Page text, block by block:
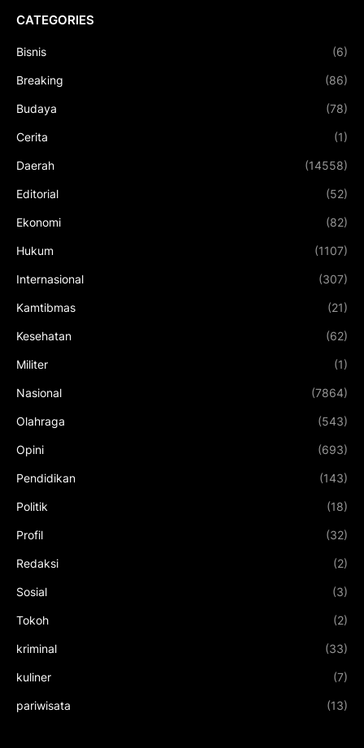
CATEGORIES
Bisnis (6)
Breaking (86)
Budaya (78)
Cerita (1)
Daerah (14558)
Editorial (52)
Ekonomi (82)
Hukum (1107)
Internasional (307)
Kamtibmas (21)
Kesehatan (62)
Militer (1)
Nasional (7864)
Olahraga (543)
Opini (693)
Pendidikan (143)
Politik (18)
Profil (32)
Redaksi (2)
Sosial (3)
Tokoh (2)
kriminal (33)
kuliner (7)
pariwisata (13)